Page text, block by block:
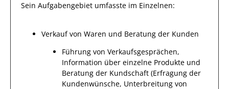
Sein Aufgabengebiet umfasste im Einzelnen:
Verkauf von Waren und Beratung der Kunden
Führung von Verkaufsgesprächen,
Information über einzelne Produkte und
Beratung der Kundschaft (Erfragung der
Kundenwünsche, Unterbreitung von